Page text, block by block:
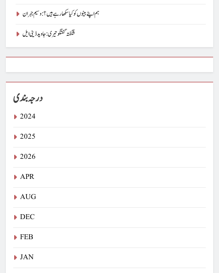
ہم اپنے بیٹوں کو کیا سکھا رہے ہیں؟ : وسیم جبران
شگفتہ گفتگو تیری : جاوید ڈینی ایل
درجہ بندی
2024
2025
2026
APR
AUG
DEC
FEB
JAN